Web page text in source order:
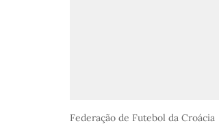
Federação de Futebol da Croácia